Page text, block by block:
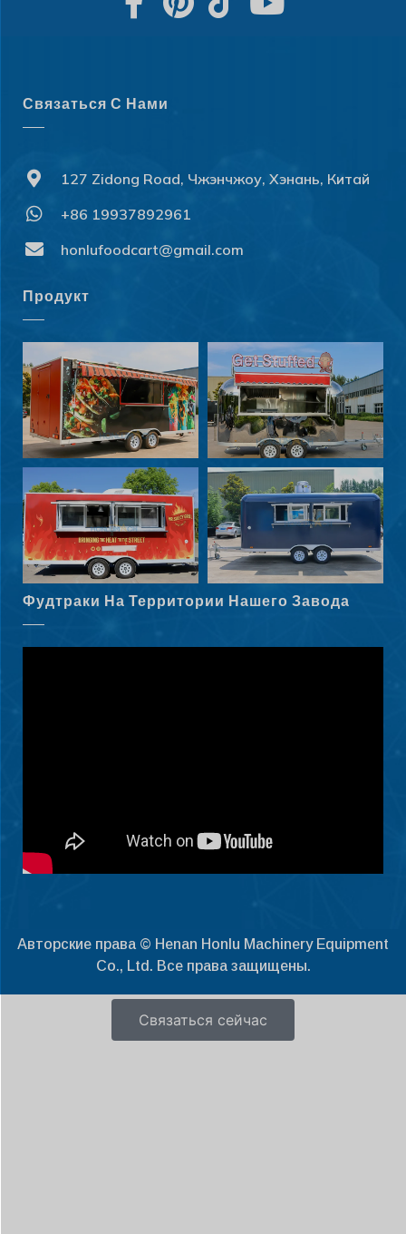
Связаться С Нами
127 Zidong Road, Чжэнчжоу, Хэнань, Китай
+86 19937892961
honlufoodcart@gmail.com
Продукт
Фудтраки На Территории Нашего Завода
Авторские права © Henan Honlu Machinery Equipment
Co., Ltd. Все права защищены.
Связаться сейчас
Nederlands
Македонски јазик
Ελληνικά
Български
हिन्दी
Norsk bokmål
Slovenčina
Svenska